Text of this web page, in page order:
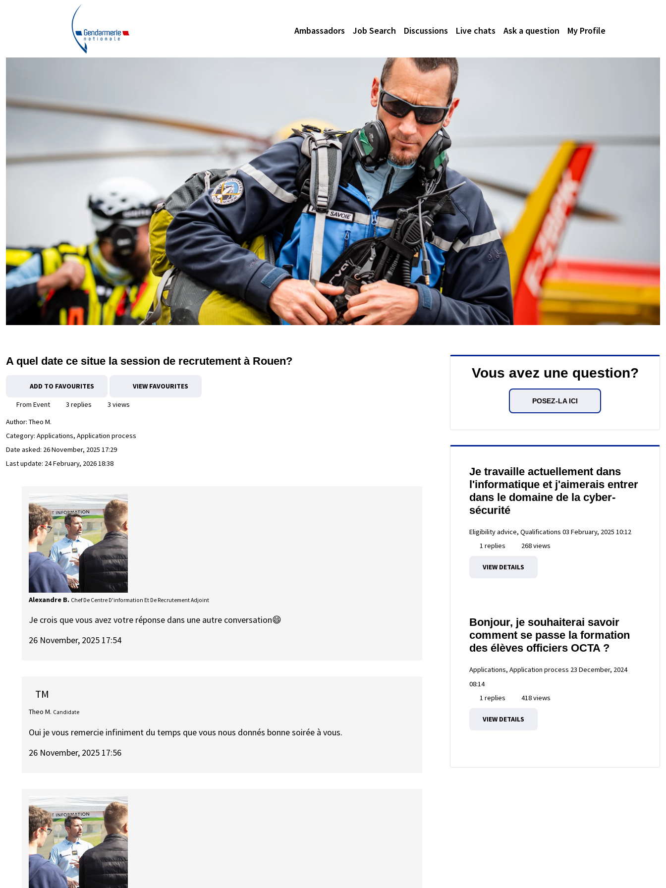
Ambassadors Job Search Discussions Live chats Ask a question My Profile
A quel date ce situe la session de recrutement à Rouen?
ADD TO FAVOURITES VIEW FAVOURITES
From Event 3 replies
3 views
Author: Theo M.
Category: Applications, Application process
Date asked: 26 November, 2025 17:29
Last update: 24 February, 2026 18:38
Alexandre B. Chef De Centre D'information Et De Recrutement Adjoint
Je crois que vous avez votre réponse dans une autre conversation😄
26 November, 2025 17:54
TM
Theo M. Candidate
Oui je vous remercie infiniment du temps que vous nous donnés bonne soirée à vous.
26 November, 2025 17:56
Vous avez une question?
POSEZ-LA ICI
Je travaille actuellement dans
l'informatique et j'aimerais entrer
dans le domaine de la cyber-
sécurité
Eligibility advice, Qualifications 03 February, 2025 10:12
1 replies
268 views
VIEW DETAILS
Bonjour, je souhaiterai savoir
comment se passe la formation
des élèves officiers OCTA ?
Applications, Application process 23 December, 2024
08:14
1 replies
418 views
VIEW DETAILS